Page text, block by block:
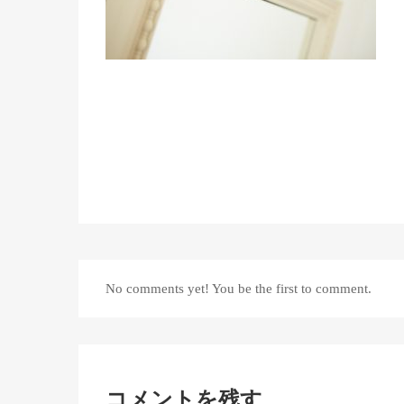
No comments yet! You be the first to comment.
コメントを残す